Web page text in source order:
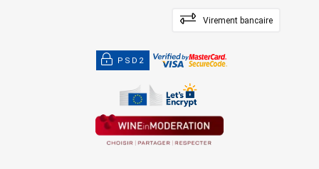
Virement bancaire
PSD2